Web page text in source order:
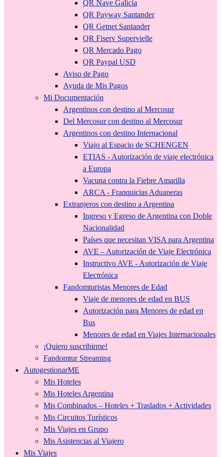
QR Nave Galicia
QR Payway Santander
QR Getnet Santander
QR Fiserv Supervielle
QR Mercado Pago
QR Paypal USD
Aviso de Pago
Ayuda de Mis Pagos
Mi Documentación
Argentinos con destino al Mercosur
Del Mercosur con destino al Mercosur
Argentinos con destino Internacional
Viajo al Espacio de SCHENGEN
ETIAS - Autorización de viaje electrónica
a Europa
Vacuna contra la Fiebre Amarilla
ARCA - Franquicias Aduaneras
Extranjeros con destino a Argentina
Ingreso y Egreso de Argentina con Doble
Nacionalidad
Países que necesitan VISA para Argentina
AVE – Autorización de Viaje Electrónica
Instructivo AVE - Autorización de Viaje
Electrónica
Fandomturistas Menores de Edad
Viaje de menores de edad en BUS
Autorización para Menores de edad en
Bus
Menores de edad en Viajes Internacionales
¡Quiero suscribirme!
Fandomtur Streaming
AutogestionarME
Mis Hoteles
Mis Hoteles Argentina
Mis Combinados – Hoteles + Traslados + Actividades
Mis Circuitos Turísticos
Mis Viajes en Grupo
Mis Asistencias al Viajero
Mis Viajes